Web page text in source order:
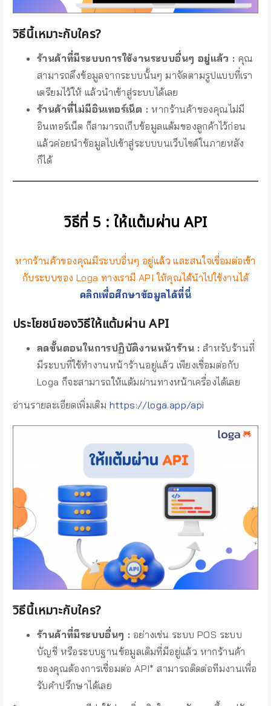
วิธีนี้เหมาะกับใคร?
ร้านค้าที่มีระบบการใช้งานระบบอื่นๆ อยู่แล้ว : คุณ
สามารถดึงข้อมูลจากระบบนั้นๆ มาจัดตามรูปแบบที่เรา
เตรียมไว้ให้ แล้วนำเข้าสู่ระบบได้เลย
ร้านค้าที่ไม่มีอินเทอร์เน็ต : หากร้านค้าของคุณไม่มี
อินเทอร์เน็ต ก็สามารถเก็บข้อมูลแต้มของลูกค้าไว้ก่อน
แล้วค่อยนำข้อมูลไปเข้าสู่ระบบบนเว็บไซต์ในภายหลัง
ก็ได้
วิธีที่ 5 : ให้แต้มผ่าน API
หากร้านค้าของคุณมีระบบอื่นๆ อยู่แล้ว และสนใจเชื่อมต่อเข้า
กับระบบของ Loga ทางเรามี API ให้คุณได้นำไปใช้งานได้
คลิกเพื่อศึกษาข้อมูลได้ที่นี่
ประโยชน์ของวิธีให้แต้มผ่าน API
ลดขั้นตอนในการปฏิบัติงานหน้าร้าน : สำหรับร้านที่
มีระบบที่ใช้ทำงานหน้าร้านอยู่แล้ว เพียงเชื่อมต่อกับ
Loga ก็จะสามารถให้แต้มผ่านทางหน้าเครื่องได้เลย
อ่านรายละเอียดเพิ่มเติม https://loga.app/api
วิธีนี้เหมาะกับใคร?
ร้านค้าที่มีระบบอื่นๆ : อย่างเช่น ระบบ POS ระบบ
บัญชี หรือระบบฐานข้อมูลเดิมที่มีอยู่แล้ว หากร้านค้า
ของคุณต้องการเชื่อมต่อ API* สามารถติดต่อทีมงานเพื่อ
รับคำปรึกษาได้เลย